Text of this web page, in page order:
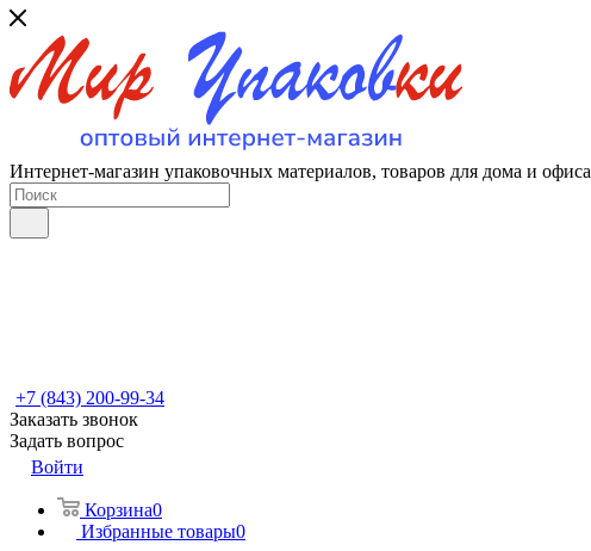
Интернет-магазин упаковочных материалов, товаров для дома и офиса
+7 (843) 200-99-34
Заказать звонок
Задать вопрос
Войти
Корзина0
Избранные товары0